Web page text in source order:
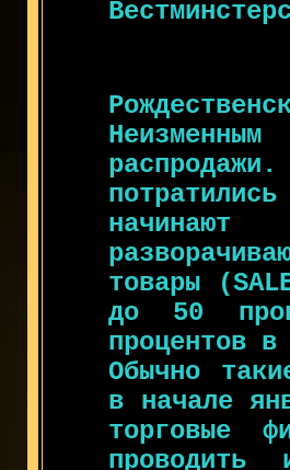
товары
до 50
процентов
Обычно
в начале
торговые